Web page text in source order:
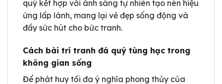
quý kết hợp với ánh sáng tự nhiên tạo nên hiệu
ứng lấp lánh, mang lại vẻ đẹp sống động và
đầy sức hút cho bức tranh.
Cách bài trí tranh đá quý tùng hạc trong
không gian sống
Để phát huy tối đa ý nghĩa phong thủy của